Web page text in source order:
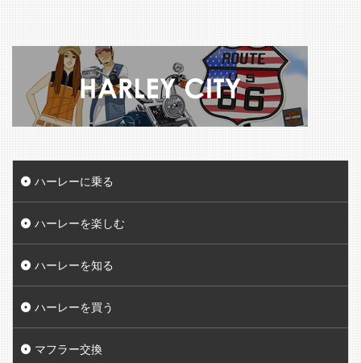
ハーレーに乗る
ハーレーを楽しむ
ハーレーを知る
ハーレーを買う
マフラー交換